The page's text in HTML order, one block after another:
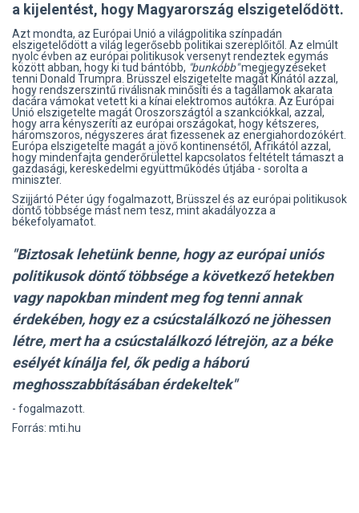
a kijelentést, hogy Magyarország elszigetelődött.
Azt mondta, az Európai Unió a világpolitika színpadán
elszigetelődött a világ legerősebb politikai szereplőitől. Az elmúlt
nyolc évben az európai politikusok versenyt rendeztek egymás
között abban, hogy ki tud bántóbb, "bunkóbb"megjegyzéseket
tenni Donald Trumpra. Brüsszel elszigetelte magát Kínától azzal,
hogy rendszerszintű riválisnak minősíti és a tagállamok akarata
dacára vámokat vetett ki a kínai elektromos autókra. Az Európai
Unió elszigetelte magát Oroszországtól a szankciókkal, azzal,
hogy arra kényszeríti az európai országokat, hogy kétszeres,
háromszoros, négyszeres árat fizessenek az energiahordozókért.
Európa elszigetelte magát a jövő kontinensétől, Afrikától azzal,
hogy mindenfajta genderőrülettel kapcsolatos feltételt támaszt a
gazdasági, kereskedelmi együttműködés útjába - sorolta a
miniszter.
Szijjártó Péter úgy fogalmazott, Brüsszel és az európai politikusok
döntő többsége mást nem tesz, mint akadályozza a
békefolyamatot.
"Biztosak lehetünk benne, hogy az európai uniós
politikusok döntő többsége a következő hetekben
vagy napokban mindent meg fog tenni annak
érdekében, hogy ez a csúcstalálkozó ne jöhessen
létre, mert ha a csúcstalálkozó létrejön, az a béke
esélyét kínálja fel, ők pedig a háború
meghosszabbításában érdekeltek"
- fogalmazott.
Forrás: mti.hu